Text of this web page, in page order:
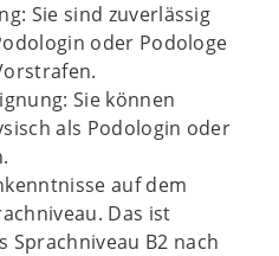
Sie sind zuverlässig
oder Podologe
Sie können
als Podologin oder
auf dem
Das ist
Sprachniveau B2 nach